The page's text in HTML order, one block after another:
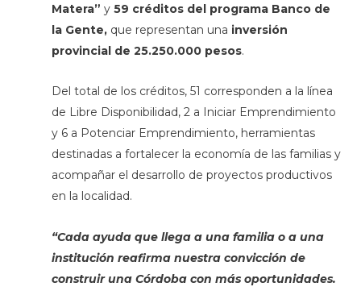
Matera” y 59 créditos del programa Banco de
la Gente,que representan una inversión
provincial de 25.250.000 pesos.
Del total de los créditos, 51 corresponden a la línea
de Libre Disponibilidad, 2 a Iniciar Emprendimiento
y 6 a Potenciar Emprendimiento, herramientas
destinadas a fortalecer la economía de las familias y
acompañar el desarrollo de proyectos productivos
en la localidad.
“Cada ayuda que llega a una familia o a una
institución reafirma nuestra convicción de
construir una Córdoba con más oportunidades.